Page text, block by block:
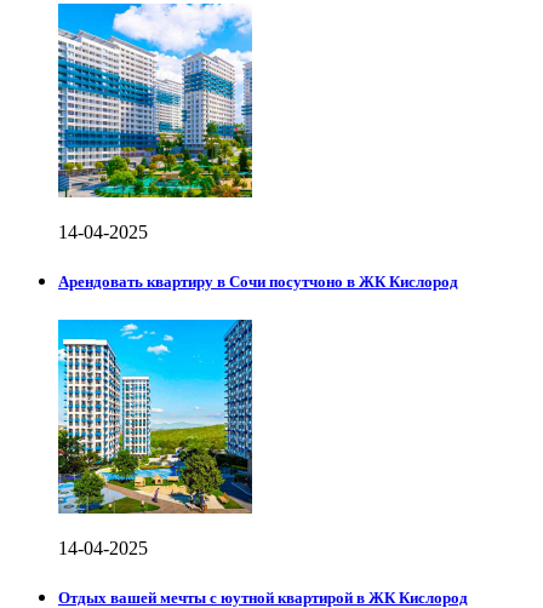
14-04-2025
Арендовать квартиру в Сочи посутчоно в ЖК Кислород
14-04-2025
Отдых вашей мечты с юутной квартирой в ЖК Кислород